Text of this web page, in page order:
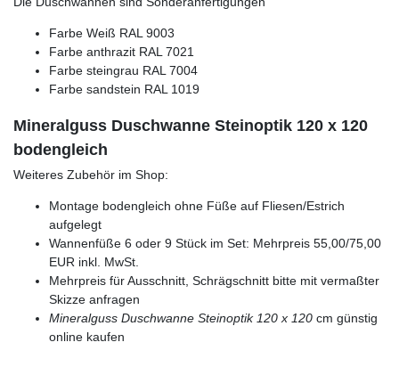
Farbe Weiß RAL 9003
Farbe anthrazit RAL 7021
Farbe steingrau RAL 7004
Farbe sandstein RAL 1019
Mineralguss Duschwanne Steinoptik 120 x 120
bodengleich
Weiteres Zubehör im Shop:
Montage bodengleich ohne Füße auf Fliesen/Estrich
aufgelegt
Wannenfüße 6 oder 9 Stück im Set: Mehrpreis 55,00/75,00
EUR inkl. MwSt.
Mehrpreis für Ausschnitt, Schrägschnitt bitte mit vermaßter
Skizze anfragen
Mineralguss Duschwanne Steinoptik 120 x 120 cm günstig
online kaufen